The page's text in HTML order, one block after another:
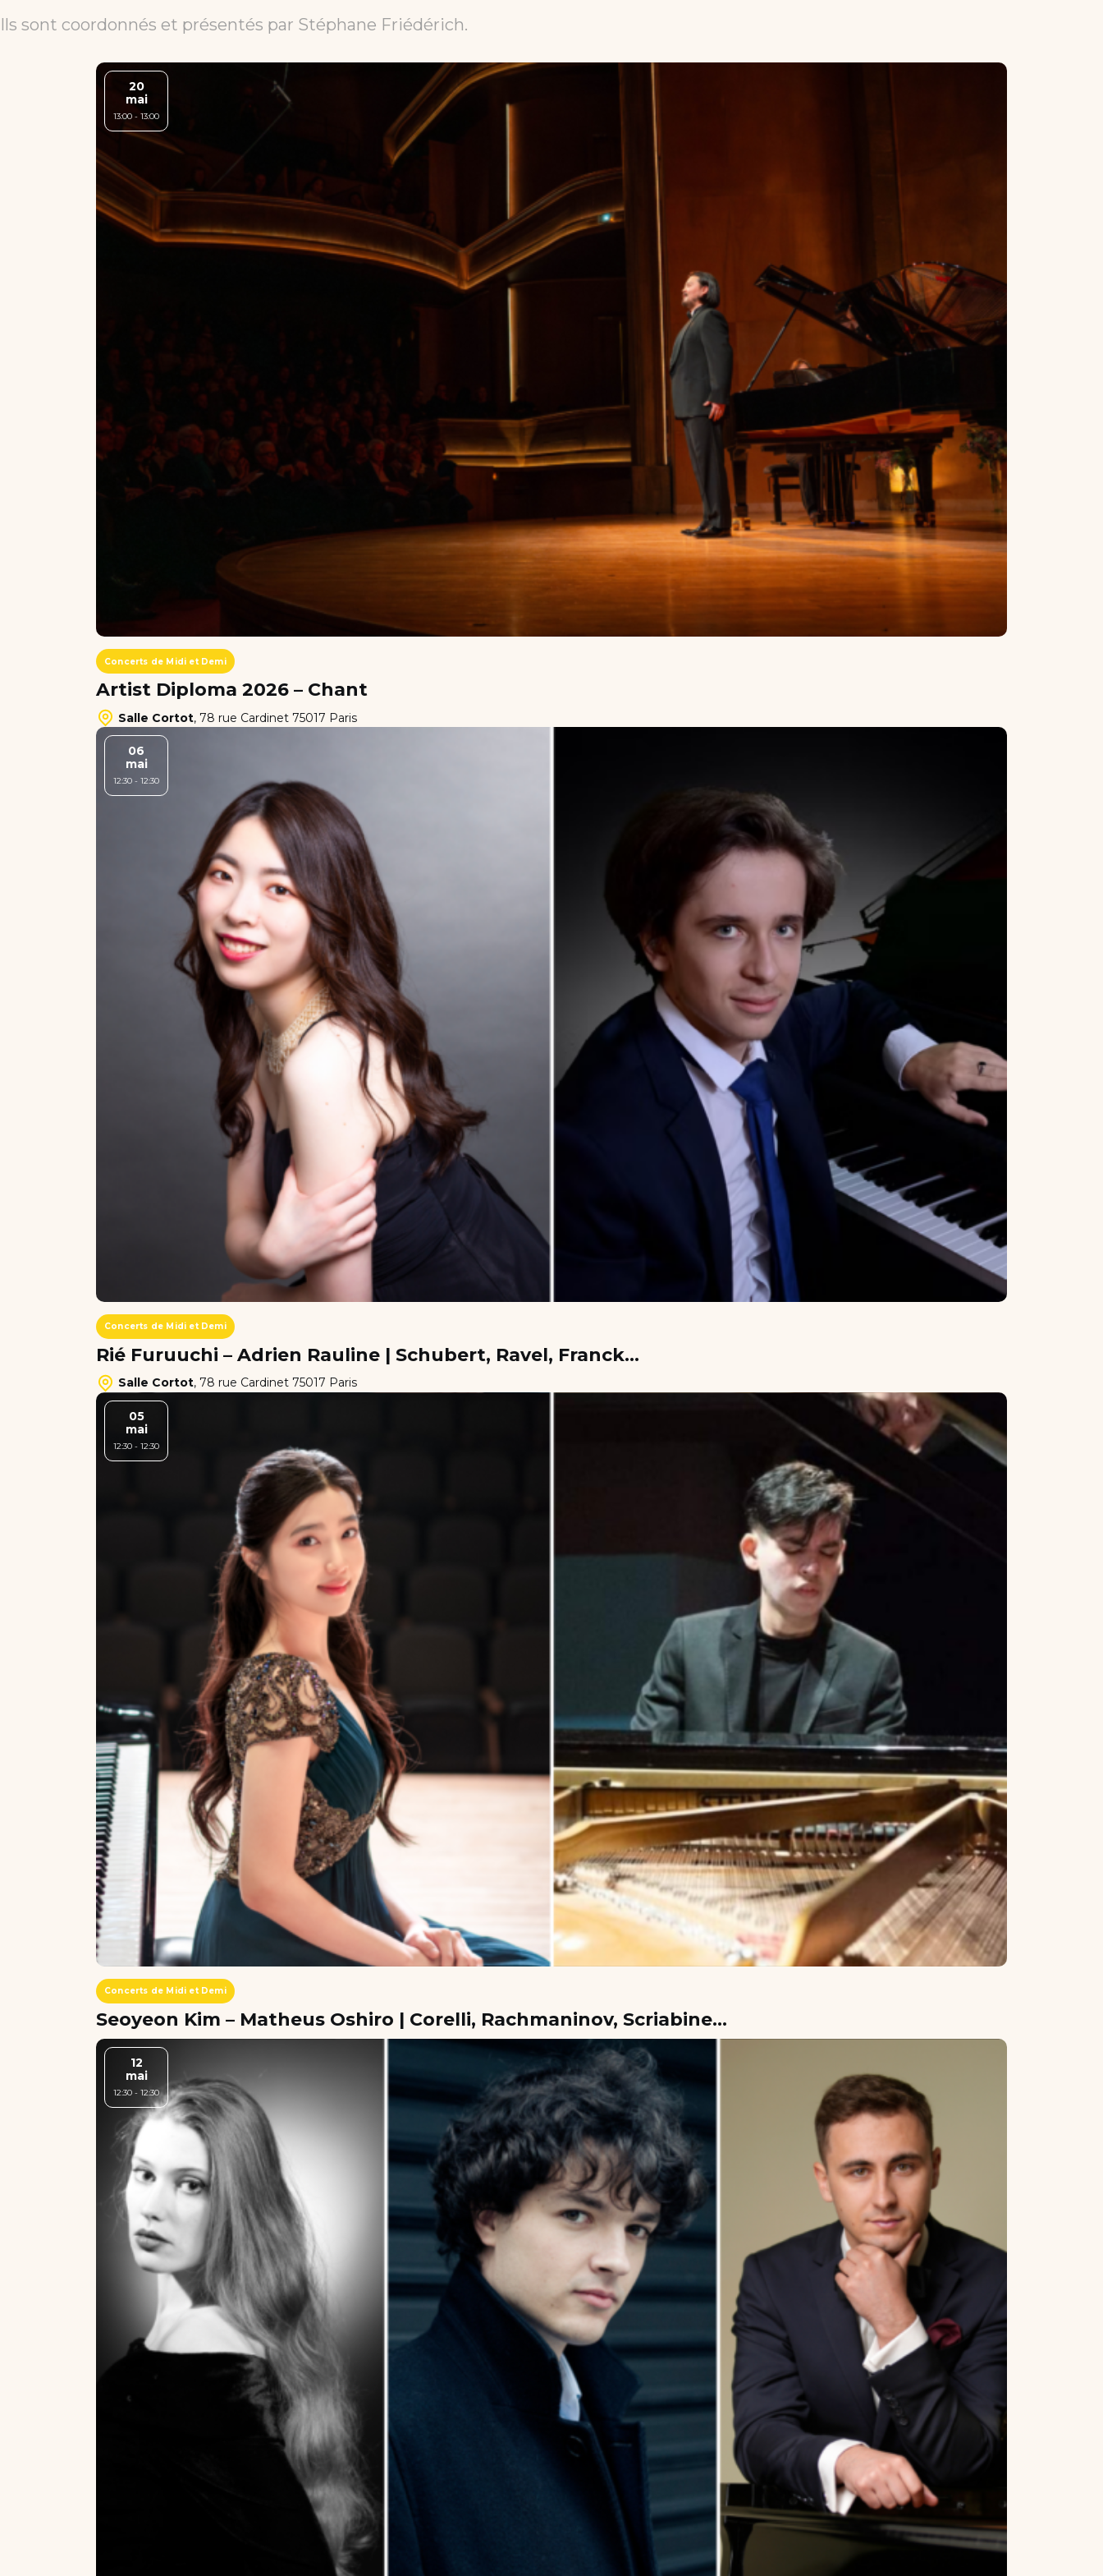
Nous soutenir
Candidater
Ils sont coordonnés et présentés par Stéphane Friédérich.
20
mai
13:00 - 13:00
Concerts de Midi et Demi
Artist Diploma 2026 – Chant
Salle Cortot, 78 rue Cardinet 75017 Paris
06
mai
12:30 - 12:30
Concerts de Midi et Demi
Rié Furuuchi – Adrien Rauline | Schubert, Ravel, Franck…
Salle Cortot, 78 rue Cardinet 75017 Paris
05
mai
12:30 - 12:30
Concerts de Midi et Demi
Seoyeon Kim – Matheus Oshiro | Corelli, Rachmaninov, Scriabine…
12
mai
12:30 - 12:30